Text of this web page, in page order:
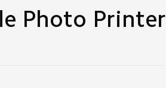
Photo Printer